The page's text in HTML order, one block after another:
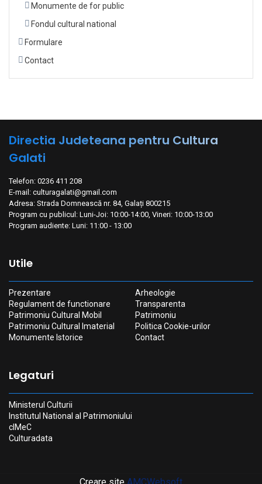
Monumente de for public
Fondul cultural national
Formulare
Contact
Directia Judeteana pentru Cultura
Galati
Telefon: 0236 411 208
E-mail: culturagalati@gmail.com
Adresa: Strada Domnească nr. 84, Galați 800215
Program cu publicul: Luni-Joi: 10:00-14:00, Vineri: 10:00-13:00
Program audiente: Luni: 11:00 - 13:00
Utile
Prezentare
Regulament de functionare
Patrimoniu Cultural Mobil
Patrimoniu Cultural Imaterial
Monumente Istorice
Arheologie
Transparenta
Patrimoniu
Politica Cookie-urilor
Contact
Legaturi
Ministerul Culturii
Institutul National al Patrimoniului
cIMeC
Culturadata